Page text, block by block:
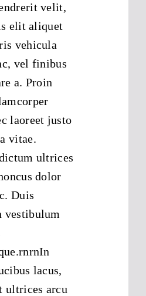
velit,
elit aliquet
vehicula
vel finibus
a. Proin
laoreet justo
vitae.
ultrices
dolor
Duis
vestibulum
lacus,
ultrices arcu